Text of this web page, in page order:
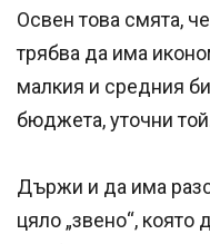
Освен това смята,
трябва да има
малкия и средния
бюджета, уточни
Държи и да има
цяло „звено“,